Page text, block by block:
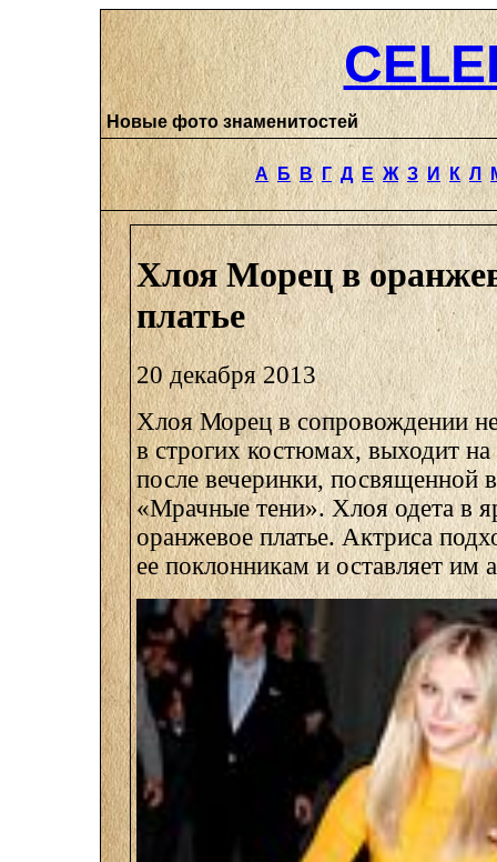
Новые фото знаменитостей
А Б В Г Д Е Ж З И К Л
Хлоя Морец в
платье
20 декабря 2013
Хлоя Морец в сопровождении
в строгих костюмах, выходит
после вечеринки, посвященной
«Мрачные тени». Хлоя одета в
оранжевое платье. Актриса
ее поклонникам и оставляет им